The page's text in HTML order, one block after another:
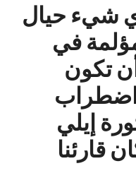
شيء حيال
في
تكون
اضطراب
إيلي
قارئنا